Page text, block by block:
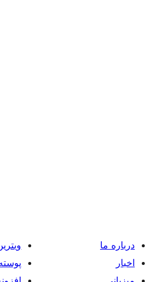
درباره ما
اخبار